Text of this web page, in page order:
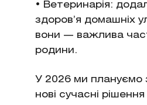
• Ветеринарія:
здоров’я домашніх
вони — важлива
родини.
У 2026 ми плануємо
нові сучасні